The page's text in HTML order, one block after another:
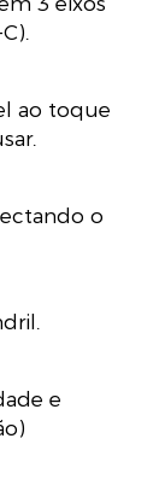
ao toque
o
e